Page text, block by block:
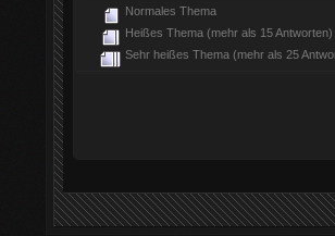
Normales Thema
Heißes Thema (mehr als 15 Antworten)
Sehr heißes Thema (mehr als 25